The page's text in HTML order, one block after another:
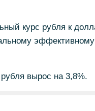
курс рубля к
вырос на 3,8%.